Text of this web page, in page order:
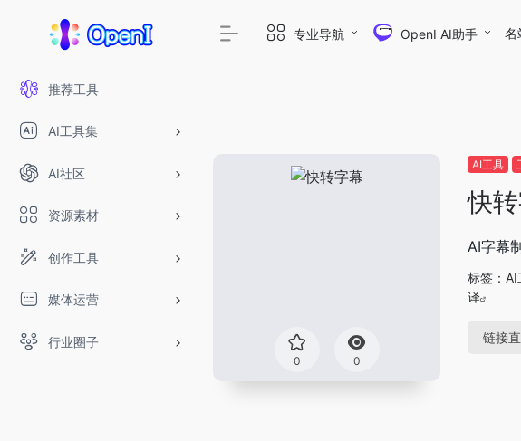
推荐工具
AI工具集
AI社区
资源素材
创作工具
媒体运营
行业圈子
专业导航 OpenI AI助手 名
0 0
AI工具
快
AI字幕
标签： AI
译
链接